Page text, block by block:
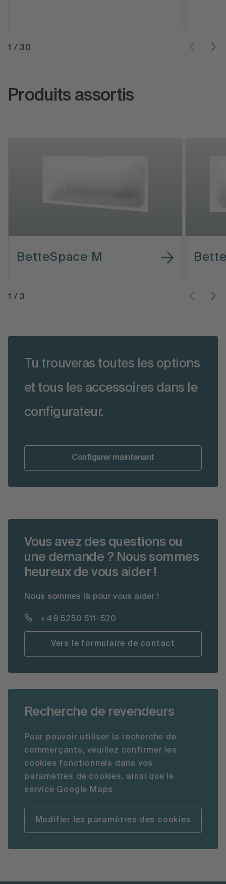
1 /30
Produits assortis
BetteSpace M
1 /3
Tu trouveras toutes les options
et tous les accessoires dans le
configurateur.
Configurer maintenant
Vous avez des questions ou
une demande ? Nous sommes
heureux de vous aider !
Nous sommes là pour vous aider !
+49 5250 511-520
Vers le formulaire de contact
Recherche de revendeurs
Pour pouvoir utiliser la recherche de
commerçants, veuillez confirmer les
cookies fonctionnels dans vos
paramètres de cookies, ainsi que le
service Google Maps.
Modifier les paramètres des cookies